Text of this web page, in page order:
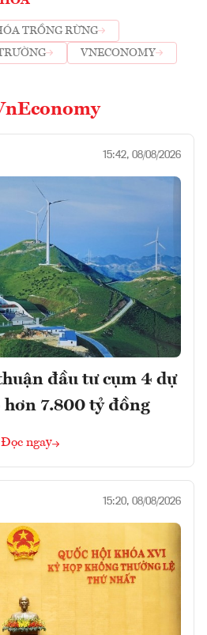
TRỒNG RỪNG
VNECONOMY
15:42, 08/08/2026
đầu tư cụm 4 dự
7.800 tỷ đồng
Đọc ngay
15:20, 08/08/2026